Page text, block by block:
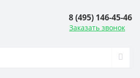
8 (495) 146-45-46
Заказать звонок